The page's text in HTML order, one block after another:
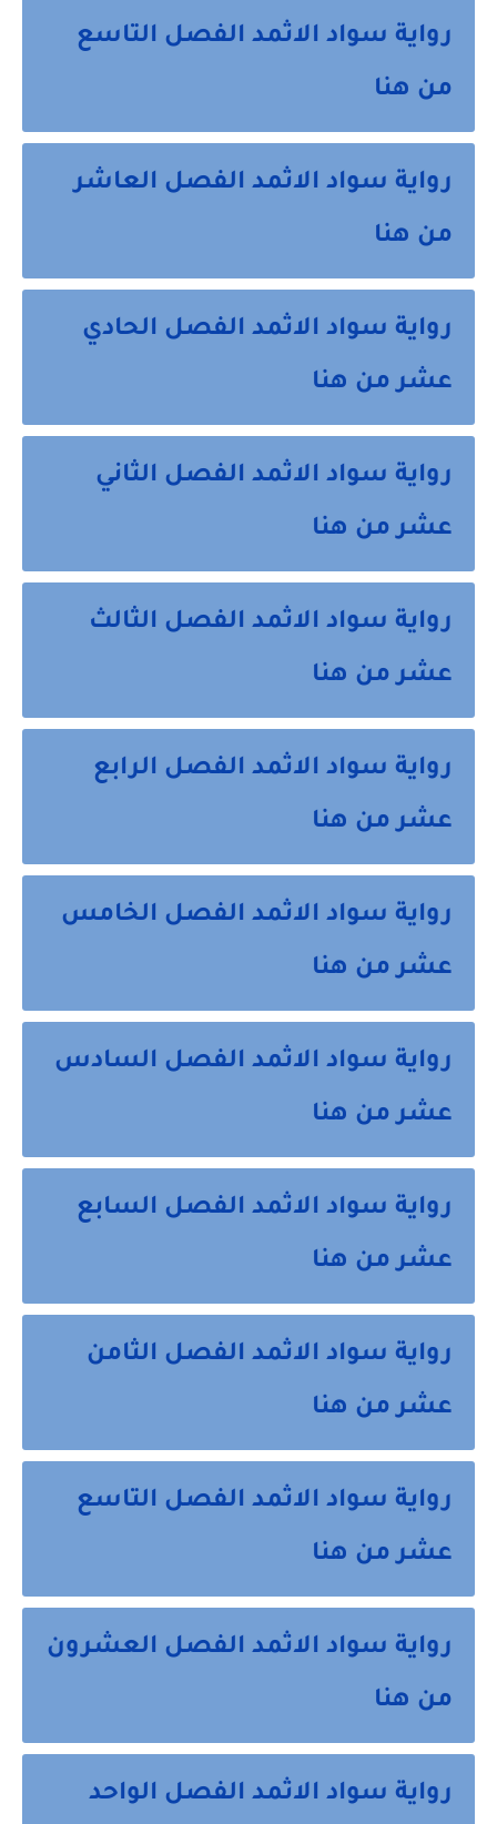
رواية سواد الاثمد الفصل التاسع
من هنا
رواية سواد الاثمد الفصل العاشر
من هنا
رواية سواد الاثمد الفصل الحادي
عشر من هنا
رواية سواد الاثمد الفصل الثاني
عشر من هنا
رواية سواد الاثمد الفصل الثالث
عشر من هنا
رواية سواد الاثمد الفصل الرابع
عشر من هنا
رواية سواد الاثمد الفصل الخامس
عشر من هنا
رواية سواد الاثمد الفصل السادس
عشر من هنا
رواية سواد الاثمد الفصل السابع
عشر من هنا
رواية سواد الاثمد الفصل الثامن
عشر من هنا
رواية سواد الاثمد الفصل التاسع
عشر من هنا
رواية سواد الاثمد الفصل العشرون
من هنا
رواية سواد الاثمد الفصل الواحد